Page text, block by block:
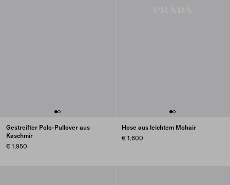
Gestreifter Polo-Pullover aus
Kaschmir
€ 1.950
Hose aus leichtem Mohair
€ 1.600